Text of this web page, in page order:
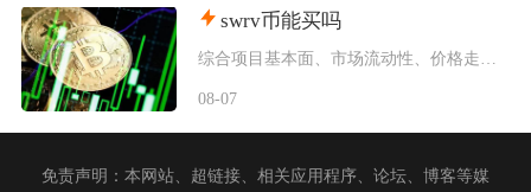
swrv币能买吗
08-07
免责声明：本网站、超链接、相关应用程序、论坛、博客等媒